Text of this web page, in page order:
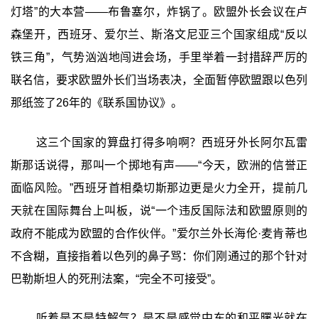
灯塔”的大本营——布鲁塞尔，炸锅了。欧盟外长会议在卢
森堡开，西班牙、爱尔兰、斯洛文尼亚三个国家组成“反以
铁三角”，气势汹汹地闯进会场，手里举着一封措辞严厉的
联名信，要求欧盟外长们当场表决，全面暂停欧盟跟以色列
那纸签了26年的《联系国协议》。
这三个国家的算盘打得多响啊？西班牙外长阿尔瓦雷
斯那话说得，那叫一个掷地有声——“今天，欧洲的信誉正
面临风险。”西班牙首相桑切斯那边更是火力全开，提前几
天就在国际舞台上叫板，说“一个违反国际法和欧盟原则的
政府不能成为欧盟的合作伙伴。”爱尔兰外长海伦·麦肯蒂也
不含糊，直接指着以色列的鼻子骂：你们刚通过的那个针对
巴勒斯坦人的死刑法案，“完全不可接受”。